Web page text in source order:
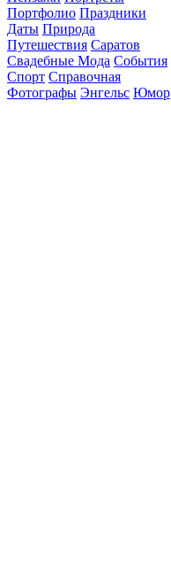
Портфолио Праздники
Даты Природа
Путешествия Саратов
Свадебные Мода События
Спорт Справочная
Фотографы Энгельс Юмор